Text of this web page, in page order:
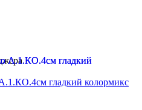
гладкий колормикс